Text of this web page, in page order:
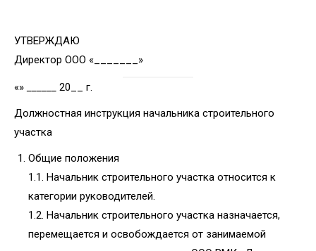
УТВЕРЖДАЮ
Директор ООО «_______»
«» 20__ г.
Должностная инструкция начальника строительного
участка
Общие положения
1.1. Начальник строительного участка относится к
категории руководителей.
1.2. Начальник строительного участка назначается,
перемещается и освобождается от занимаемой